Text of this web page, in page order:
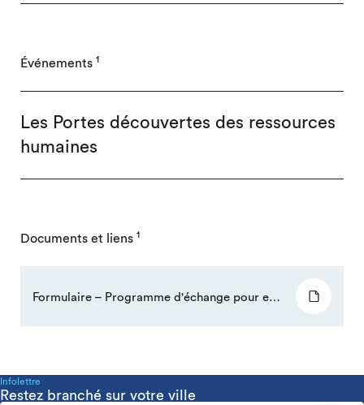
Événements 1
Les Portes découvertes des ressources
humaines
Documents et liens 1
Formulaire – Programme d'échange pour emplois d'été (Châlons-en-Champagne)
Infolettre
Infolettre
Restez branché sur votre ville